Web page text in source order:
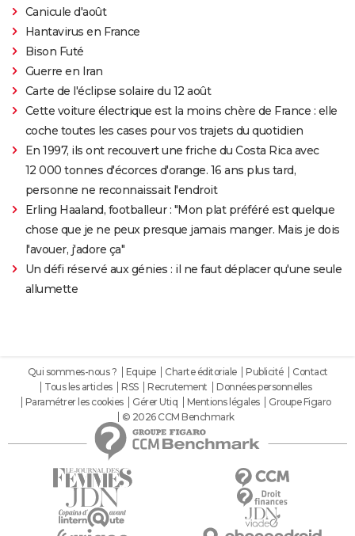
Canicule d'août
Hantavirus en France
Bison Futé
Guerre en Iran
Carte de l'éclipse solaire du 12 août
Cette voiture électrique est la moins chère de France : elle
coche toutes les cases pour vos trajets du quotidien
En 1997, ils ont recouvert une friche du Costa Rica avec
12 000 tonnes d'écorces d'orange. 16 ans plus tard,
personne ne reconnaissait l'endroit
Erling Haaland, footballeur : "Mon plat préféré est quelque
chose que je ne peux presque jamais manger. Mais je dois
l'avouer, j'adore ça"
Un défi réservé aux génies : il ne faut déplacer qu'une seule
allumette
Qui sommes-nous ? Equipe Charte éditoriale Publicité
Contact
Tous les articles
RSS Recrutement
Données personnelles
Paramétrer les cookies
Gérer Utiq Mentions légales
Groupe Figaro
© 2026 CCM Benchmark